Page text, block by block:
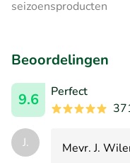
seizoensproducten
Beoordelingen
9.6
Perfect
J. Mevr. J.